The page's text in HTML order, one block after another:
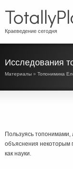
Краеведение сегодня
Исследования
Материалы » Топонимика
Пользуясь
объяснения некоторым
как науки.